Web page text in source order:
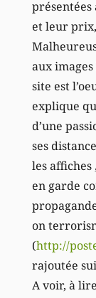
et leur
aux
site est
explique
d’une
ses
les affiches
en garde
on
(http://
rajoutée
A voir, à